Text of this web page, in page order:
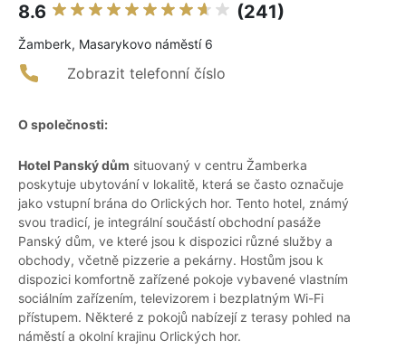
8.6 (241)
Žamberk, Masarykovo náměstí 6
Zobrazit telefonní číslo
O společnosti:
Hotel Panský dům situovaný v centru Žamberka
poskytuje ubytování v lokalitě, která se často označuje
jako vstupní brána do Orlických hor. Tento hotel, známý
svou tradicí, je integrální součástí obchodní pasáže
Panský dům, ve které jsou k dispozici různé služby a
obchody, včetně pizzerie a pekárny. Hostům jsou k
dispozici komfortně zařízené pokoje vybavené vlastním
sociálním zařízením, televizorem i bezplatným Wi-Fi
přístupem. Některé z pokojů nabízejí z terasy pohled na
náměstí a okolní krajinu Orlických hor.